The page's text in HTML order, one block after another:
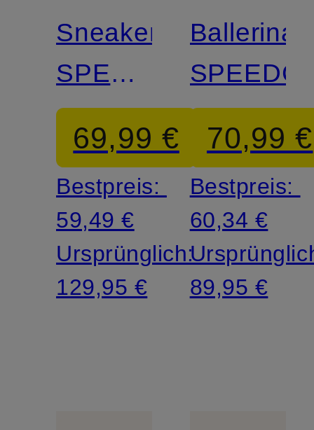
Sneaker
SPEEDCAT
COW
69,99 €
Bestpreis:
59,49 €
Ursprünglich:
129,95 €
Ballerinas
70,99 €
Bestpreis:
60,34 €
89,95 €